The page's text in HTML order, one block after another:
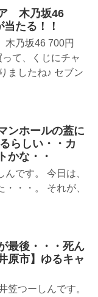
ア 木乃坂46
たる！！
乃坂46 700円
って、くじにチャ
ましたね♪ セブン
ンホールの蓋に
らしい・・カ
かな・・
です。 今日は、
・・。 それが、
最後・・・死ん
原市】ゆるキャ
笠つーしんです。